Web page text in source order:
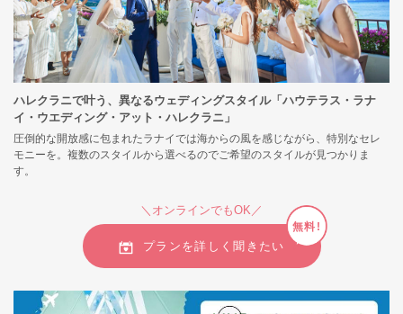
ハレクラニで叶う、異なるウェディングスタイル「ハウテラス・ラナ
イ・ウエディング・アット・ハレクラニ」
圧倒的な開放感に包まれたラナイでは海からの風を感じながら、特別なセレ
モニーを。複数のスタイルから選べるのでご希望のスタイルが見つかりま
す。
＼オンラインでもOK／
プランを詳しく聞きたい
無料!